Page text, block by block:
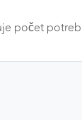
počet